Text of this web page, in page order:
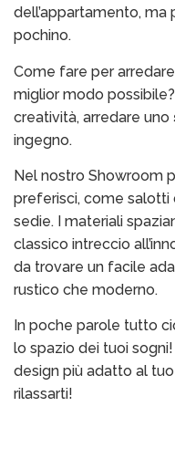
dell’appartamento, ma
pochino.
Come fare per
miglior modo
creatività, arredare uno
ingegno.
Nel nostro Showroom
preferisci, come salotti
sedie. I materiali
classico intreccio
da trovare un facile
rustico che moderno.
In poche parole tutto
lo spazio dei tuoi
design più adatto al
rilassarti!